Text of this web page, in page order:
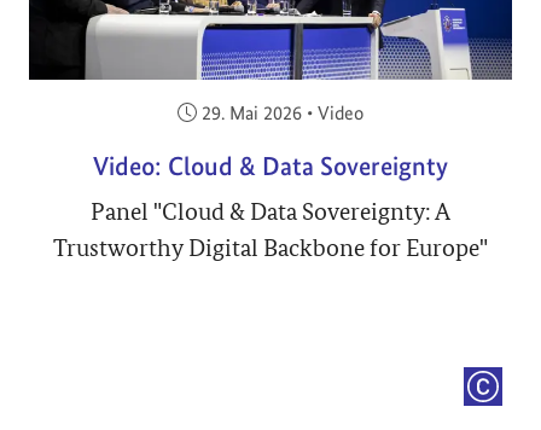
Veröffentlicht am:
29. Mai 2026 • Video
Video: Cloud & Data Sovereignty
Panel "Cloud & Data Sovereignty: A
Trustworthy Digital Backbone for Europe"